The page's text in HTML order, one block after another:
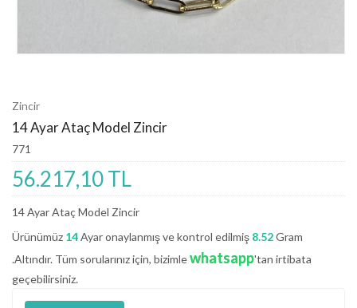
Zincir
14 Ayar Ataç Model Zincir
771
56.217,10 TL
14 Ayar Ataç Model Zincir
Ürünümüz 14Ayar onaylanmış ve kontrol edilmiş 8.52Gram
.Altındır. Tüm sorularınız için, bizimlewhatsapp'tan irtibata
geçebilirsiniz.